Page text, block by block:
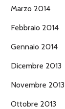
Marzo 2014
Febbraio 2014
Gennaio 2014
Dicembre 2013
Novembre 2013
Ottobre 2013